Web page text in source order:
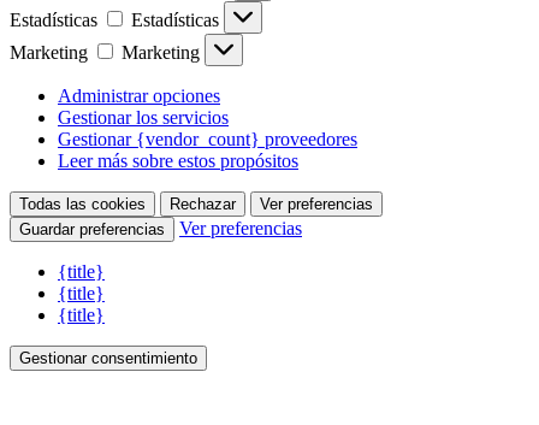
Estadísticas
Estadísticas
Marketing
Marketing
Administrar opciones
Gestionar los servicios
Gestionar {vendor_count} proveedores
Leer más sobre estos propósitos
Todas las cookies Rechazar
Ver preferencias
Guardar preferencias
Ver preferencias
{title}
{title}
{title}
Gestionar consentimiento